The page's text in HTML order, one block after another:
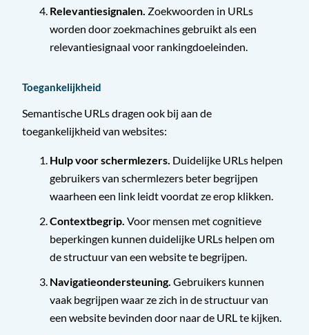
Relevantiesignalen. Zoekwoorden in URLs
worden door zoekmachines gebruikt als een
relevantiesignaal voor rankingdoeleinden.
Toegankelijkheid
Semantische URLs dragen ook bij aan de
toegankelijkheid van websites:
Hulp voor schermlezers. Duidelijke URLs helpen
gebruikers van schermlezers beter begrijpen
waarheen een link leidt voordat ze erop klikken.
Contextbegrip. Voor mensen met cognitieve
beperkingen kunnen duidelijke URLs helpen om
de structuur van een website te begrijpen.
Navigatieondersteuning. Gebruikers kunnen
vaak begrijpen waar ze zich in de structuur van
een website bevinden door naar de URL te kijken.